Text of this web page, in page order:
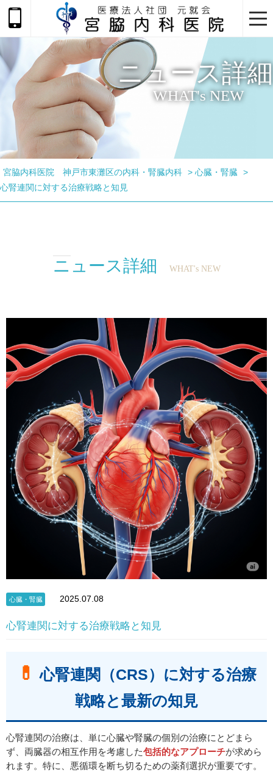
ニュース詳細
WHAT's NEW
宮脇内科医院 神戸市東灘区の内科・腎臓内科 > 心臓・腎臓
>
心腎連関に対する治療戦略と知見
ニュース詳細 WHAT's NEW
心臓・腎臓 2025.07.08
心腎連関に対する治療戦略と知見
💊 心腎連関（CRS）に対する治療
戦略と最新の知見
心腎連関の治療は、単に心臓や腎臓の個別の治療にとどまら
ず、両臓器の相互作用を考慮した包括的なアプローチが求めら
れます。特に、悪循環を断ち切るための薬剤選択が重要です。